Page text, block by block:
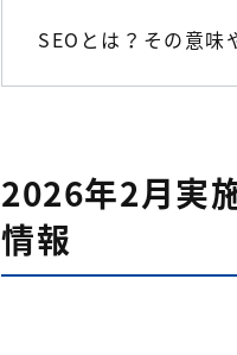
SEOとは？その意味
2026年2月実
情報